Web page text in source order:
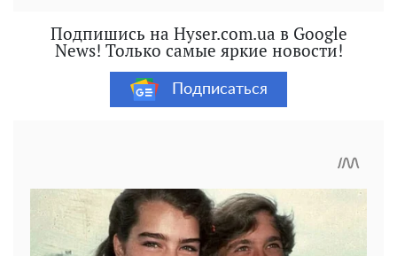
Подпишись на Hyser.com.ua в Google
News! Только самые яркие новости!
Подписаться